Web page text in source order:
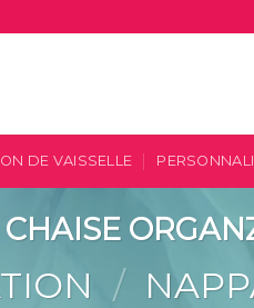
DE VAISSELLE
/